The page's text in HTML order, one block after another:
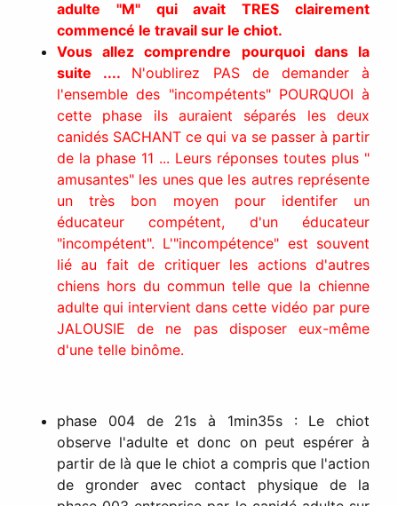
adulte "M" qui avait TRES clairement
commencé le travail sur le chiot.
Vous allez comprendre pourquoi dans la
suite .... N'oublirez PAS de demander à
l'ensemble des "incompétents" POURQUOI à
cette phase ils auraient séparés les deux
canidés SACHANT ce qui va se passer à partir
de la phase 11 ... Leurs réponses toutes plus "
amusantes" les unes que les autres représente
un très bon moyen pour identifer un
éducateur compétent, d'un éducateur
"incompétent". L'"incompétence" est souvent
lié au fait de critiquer les actions d'autres
chiens hors du commun telle que la chienne
adulte qui intervient dans cette vidéo par pure
JALOUSIE de ne pas disposer eux-même
d'une telle binôme.
phase 004 de 21s à 1min35s : Le chiot
observe l'adulte et donc on peut espérer à
partir de là que le chiot a compris que l'action
de gronder avec contact physique de la